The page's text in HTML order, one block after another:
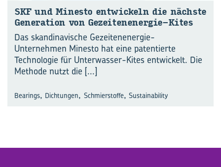
SKF und Mi­nes­to ent­wi­ckeln die nächs­te
Ge­ne­ra­ti­on von Gezeitenenergie-​Kites
Das skandinavische Gezeitenenergie-
Unternehmen Minesto hat eine patentierte
Technologie für Unterwasser-Kites entwickelt. Die
Methode nutzt die [...]
Bearings, Dichtungen, Schmierstoffe, Sustainability